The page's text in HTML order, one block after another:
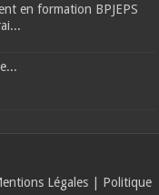
en formation BPJEPS
Légales| Politique